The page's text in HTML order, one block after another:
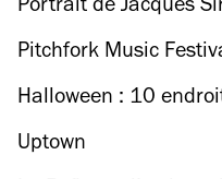
Portrait de Jacques
vampirologue au
Pitchfork Music
Halloween : 10
d'attaques zombies
Uptown